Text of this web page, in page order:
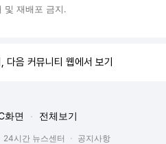
재배포 금지.
다음 커뮤니티 웹에서 보기
화면 전체보기
24시간 뉴스센터
공지사항